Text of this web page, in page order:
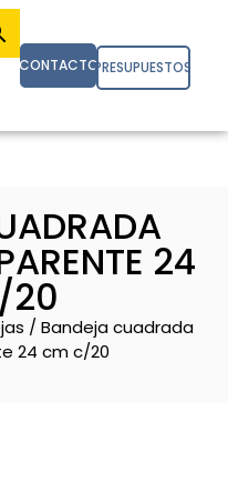
CONTACTOPRESUPUESTOS
24
20
/ Bandeja cuadrada
24 cm c/20